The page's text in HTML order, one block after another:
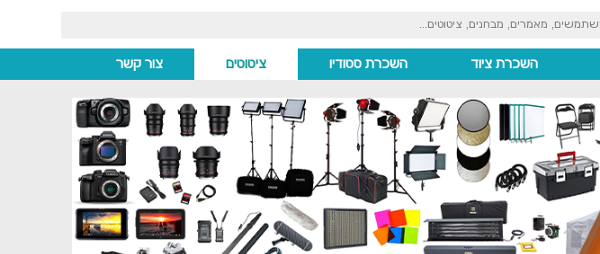
השכרת ציוד השכרת סטודיו ציטוטים צור קשר